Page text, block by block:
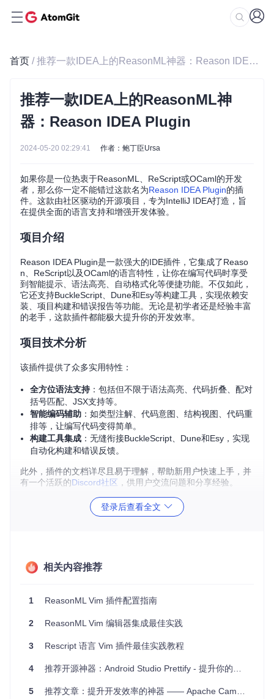
首页 / 推荐一款IDEA上的ReasonML神器：Reason IDEA Plugin
推荐一款IDEA上的ReasonML神
器：Reason IDEA Plugin
2024-05-20 02:29:41 作者：鲍丁臣Ursa
如果你是一位热衷于ReasonML、ReScript或OCaml的开发
者，那么你一定不能错过这款名为Reason IDEA Plugin的插
件。这款由社区驱动的开源项目，专为IntelliJ IDEA打造，旨
在提供全面的语言支持和增强开发体验。
项目介绍
Reason IDEA Plugin是一款强大的IDE插件，它集成了Reaso
n、ReScript以及OCaml的语言特性，让你在编写代码时享受
到智能提示、语法高亮、自动格式化等便捷功能。不仅如此，
它还支持BuckleScript、Dune和Esy等构建工具，实现依赖安
装、项目构建和错误报告等功能。无论是初学者还是经验丰富
的老手，这款插件都能极大提升你的开发效率。
项目技术分析
该插件提供了众多实用特性：
全方位语法支持 ：包括但不限于语法高亮、代码折叠、配对
括号匹配、JSX支持等。
智能编码辅助 ：如类型注解、代码意图、结构视图、代码重
排等，让编写代码变得简单。
构建工具集成 ：无缝衔接BuckleScript、Dune和Esy，实现
自动化构建和错误反馈。
此外，插件的文档详尽且易于理解，帮助新用户快速上手，并
有一个活跃的Discord社区 ，供用户交流问题和分享经验。
项目及技术应用场景
使用ReasonML或ReScript开发React应用，利用其与JSX
性。
统间无缝切换。
项目特点
功能丰富：涵盖从基本语法到高级特性的完整支持。
登录后查看全文
相关内容推荐
1 ReasonML Vim 插件配置指南
2 ReasonML Vim 编辑器集成最佳实践
3 Rescript 语言 Vim 插件最佳实践教程
4 推荐开源神器：Android Studio Prettify - 提升你的编程体验
5 推荐文章：提升开发效率的神器 —— Apache Camel IDEA 插件